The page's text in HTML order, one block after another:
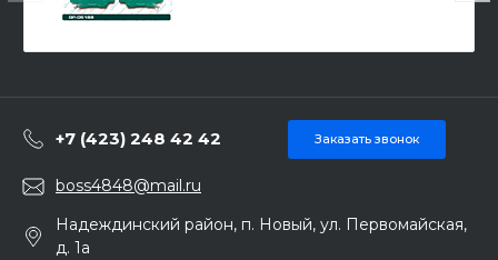
+7 (423) 248 42 42 Заказать звонок
boss4848@mail.ru
Надеждинский район, п. Новый, ул. Первомайская,
д. 1а